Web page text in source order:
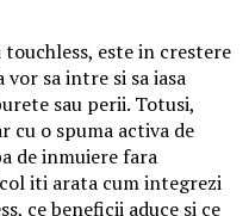
este in crestere
sa intre si sa iasa
sau perii. Totusi,
cu o spuma activa de
de inmuiere fara
iti arata cum integrezi
ce beneficii aduce si ce